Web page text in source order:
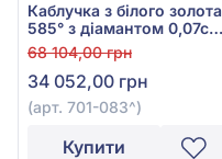
Каблучка з білого золота
585° з діамантом 0,07ct,
арт. 701-083
68 104,00 грн
34 052,00 грн
(арт. 701-083^)
Купити